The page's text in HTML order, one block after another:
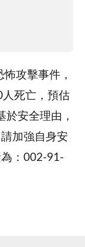
攻擊事件，
死亡，預估
安全理由，
加強自身安
：002-91-